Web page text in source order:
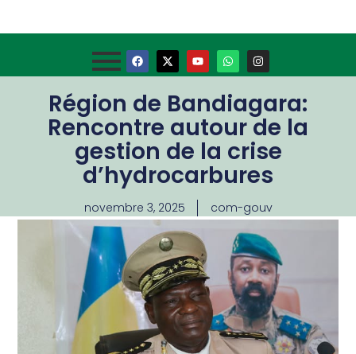
Région de Bandiagara:
Rencontre autour de la
gestion de la crise
d’hydrocarbures
novembre 3, 2025 com-gouv